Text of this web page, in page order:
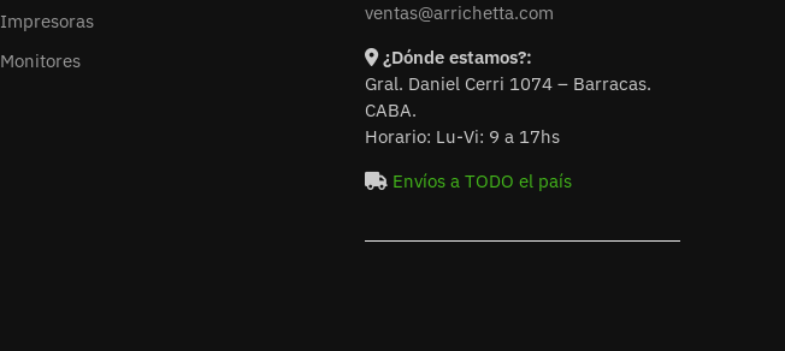
Impresoras
Monitores
ventas@arrichetta.com
¿Dónde estamos?:
Gral. Daniel Cerri 1074 – Barracas.
CABA.
Horario: Lu-Vi: 9 a 17hs
Envíos a TODO el país